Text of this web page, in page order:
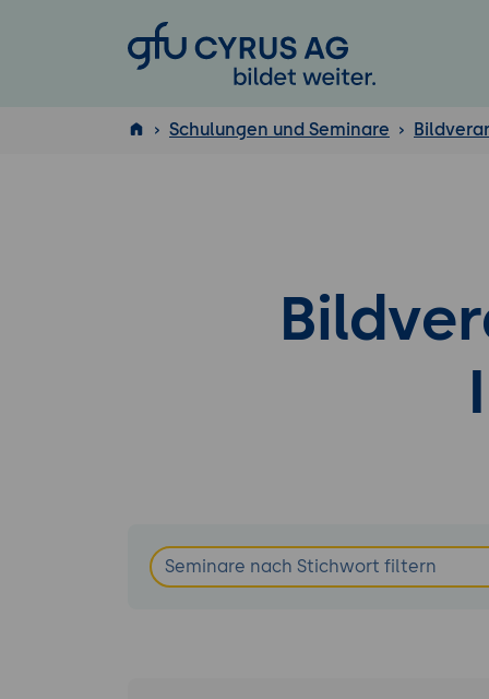
GFU Cyrus AG
Schulungen und Seminare